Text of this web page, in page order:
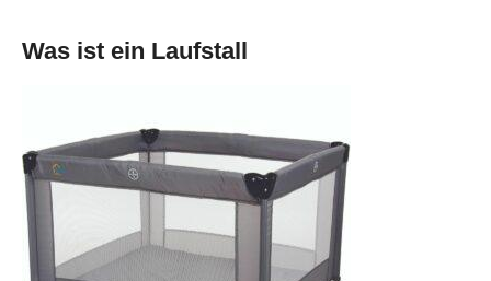
Was ist ein Laufstall